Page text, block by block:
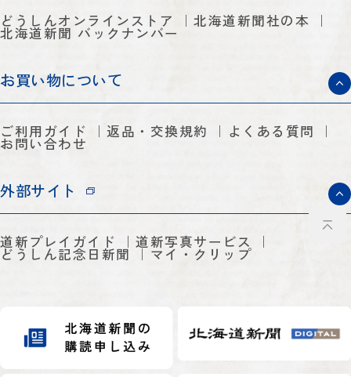
どうしんオンラインストア 北海道新聞社の本
北海道新聞 バックナンバー
お買い物について
ご利用ガイド 返品・交換規約 よくある質問
お問い合わせ
外部サイト
道新プレイガイド 道新写真サービス
どうしん記念日新聞 マイ・クリップ